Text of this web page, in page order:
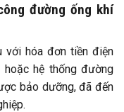
đường ống khí
với hóa đơn tiền điện
hệ thống đường
bảo dưỡng, đã đến